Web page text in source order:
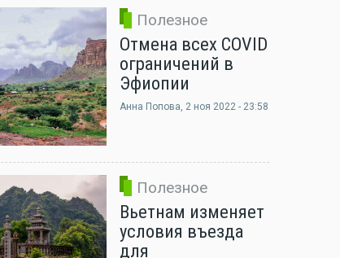
Полезное
Отмена всех COVID
ограничений в
Эфиопии
Анна Попова, 2 ноя 2022 - 23:58
Полезное
Вьетнам изменяет
условия въезда
для